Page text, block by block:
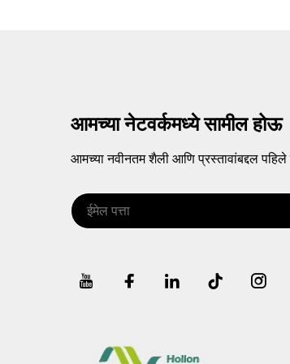
आमच्या नेटवर्कमध्ये सामील होऊ
आमच्या नवीनतम शैली आणि प्रस्तावांबद्दल